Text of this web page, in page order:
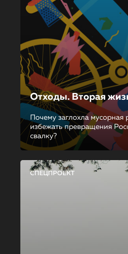
Отходы. Вторая
Почему заглохла мусорная
избежать превращения
свалку?
СПЕЦПРОЕКТ